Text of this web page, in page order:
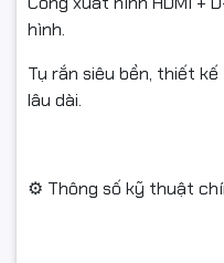
hình.
Tụ rắn siêu bền, thiết
lâu dài.
⚙️ Thông số kỹ thuật